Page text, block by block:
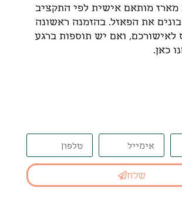
מארז מותאם אישית לפי התקציב
את הפאזל. בהזמנה ראשונה
לאישורכם, ואם יש תוספות ברגע
כאן.
שלח